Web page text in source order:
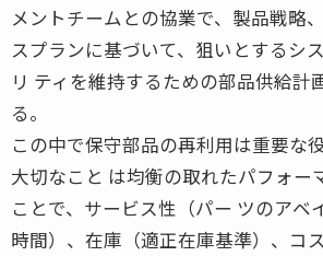
メントチームとの協業で、製品戦略
スプランに基づいて、狙いとするシ
リ ティを維持するための部品供給計
る。
この中で保守部品の再利用は重要な
大切なこと は均衡の取れたパフォー
ことで、サービス性（パー ツのアベ
時間）、在庫（適正在庫基準）、コ